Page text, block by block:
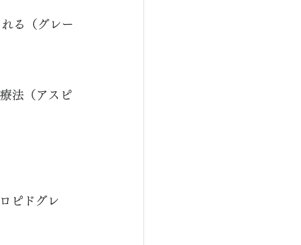
る（グレー
法（アスピ
ピドグレ